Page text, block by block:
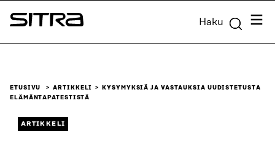
Siirry
suoraan
Sitra Haku
ETUSIVU ARTIKKELI
KYSYMYKSIÄ JA VASTAUKSIA UUDISTETUSTA
ELÄMÄNTAPATESTISTÄ
ARTIKKELI